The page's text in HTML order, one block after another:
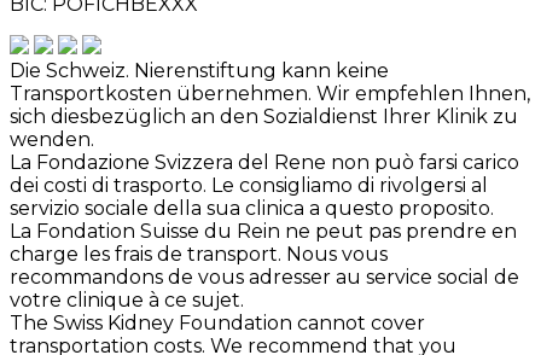
Die Schweiz. Nierenstiftung kann keine
Transportkosten übernehmen. Wir empfehlen Ihnen,
sich diesbezüglich an den Sozialdienst Ihrer Klinik zu
wenden.
La Fondazione Svizzera del Rene non può farsi carico
dei costi di trasporto. Le consigliamo di rivolgersi al
servizio sociale della sua clinica a questo proposito.
La Fondation Suisse du Rein ne peut pas prendre en
charge les frais de transport. Nous vous
recommandons de vous adresser au service social de
votre clinique à ce sujet.
The Swiss Kidney Foundation cannot cover
transportation costs. We recommend that you